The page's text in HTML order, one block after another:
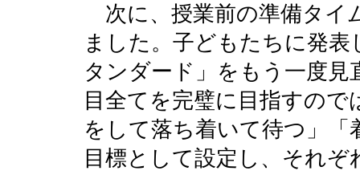
次に、授業前の準備タイ
ました。子どもたちに発
タンダード」をもう一度
目全てを完璧に目指すの
をして落ち着いて待つ」
目標として設定し、それ